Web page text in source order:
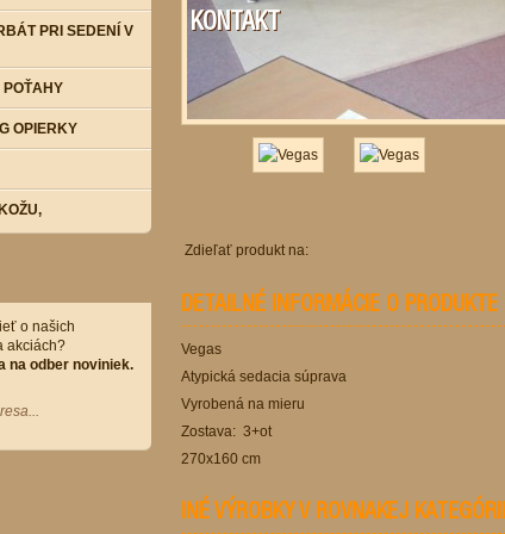
KONTAKT
PRI SEDENÍ V
POŤAHY
OPIERKY
o našich
akciách?
na odber noviniek.
Zdieľať produkt na:
DETAILNÉ INFORMÁCIE O PRODUKTE
Vegas
Atypická sedacia súprava
Vyrobená na mieru
Zostava: 3+ot
270x160 cm
INÉ VÝROBKY V ROVNAKEJ KATEGÓRII